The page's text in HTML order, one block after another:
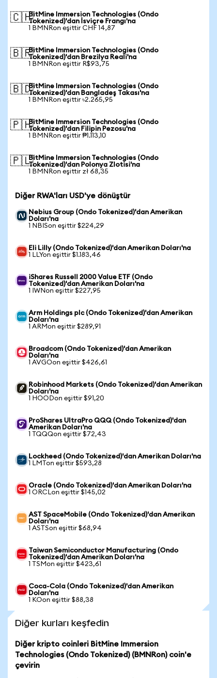
🇨🇭BitMine Immersion Technologies (Ondo
Tokenized)'dan İsviçre Frangı'na
1 BMNRon eşittir CHF 14,87
🇧🇷BitMine Immersion Technologies (Ondo
Tokenized)'dan Brezilya Reali'na
1 BMNRon eşittir R$93,75
🇧🇩BitMine Immersion Technologies (Ondo
Tokenized)'dan Bangladeş Takası'na
1 BMNRon eşittir ৳2.265,95
🇵🇭BitMine Immersion Technologies (Ondo
Tokenized)'dan Filipin Pezosu'na
1 BMNRon eşittir ₱1.113,10
🇵🇱BitMine Immersion Technologies (Ondo
Tokenized)'dan Polonya Zlotisi'na
1 BMNRon eşittir zł 68,35
Diğer RWA'ları USD'ye dönüştür
Nebius Group (Ondo Tokenized)'dan Amerikan
Doları'na
1 NBISon eşittir $224,29
Eli Lilly (Ondo Tokenized)'dan Amerikan Doları'na
1 LLYon eşittir $1.183,46
iShares Russell 2000 Value ETF (Ondo
Tokenized)'dan Amerikan Doları'na
1 IWNon eşittir $227,95
Arm Holdings plc (Ondo Tokenized)'dan Amerikan
Doları'na
1 ARMon eşittir $289,91
Broadcom (Ondo Tokenized)'dan Amerikan
Doları'na
1 AVGOon eşittir $426,61
Robinhood Markets (Ondo Tokenized)'dan Amerikan
Doları'na
1 HOODon eşittir $91,20
ProShares UltraPro QQQ (Ondo Tokenized)'dan
Amerikan Doları'na
1 TQQQon eşittir $72,43
Lockheed (Ondo Tokenized)'dan Amerikan Doları'na
1 LMTon eşittir $593,28
Oracle (Ondo Tokenized)'dan Amerikan Doları'na
1 ORCLon eşittir $145,02
AST SpaceMobile (Ondo Tokenized)'dan Amerikan
Doları'na
1 ASTSon eşittir $68,94
Taiwan Semiconductor Manufacturing (Ondo
Tokenized)'dan Amerikan Doları'na
1 TSMon eşittir $423,61
Coca-Cola (Ondo Tokenized)'dan Amerikan
Doları'na
1 KOon eşittir $88,38
Diğer kurları keşfedin
Diğer kripto coinleri BitMine Immersion
Technologies (Ondo Tokenized) (BMNRon) coin'e
çevirin